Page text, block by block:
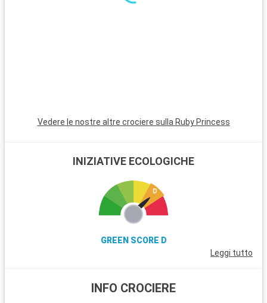
Vedere le nostre altre crociere sulla Ruby Princess
INIZIATIVE ECOLOGICHE
GREEN SCORE D
Leggi tutto
INFO CROCIERE